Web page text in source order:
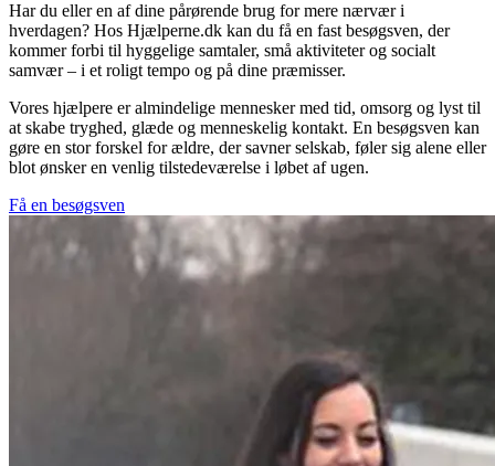
Har du eller en af dine pårørende brug for mere nærvær i
hverdagen? Hos Hjælperne.dk kan du få en fast besøgsven, der
kommer forbi til hyggelige samtaler, små aktiviteter og socialt
samvær – i et roligt tempo og på dine præmisser.
Vores hjælpere er almindelige mennesker med tid, omsorg og lyst til
at skabe tryghed, glæde og menneskelig kontakt. En besøgsven kan
gøre en stor forskel for ældre, der savner selskab, føler sig alene eller
blot ønsker en venlig tilstedeværelse i løbet af ugen.
Få en besøgsven